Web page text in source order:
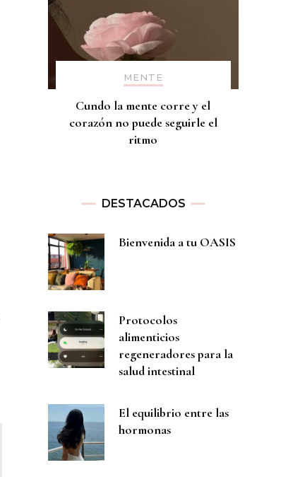
MENTE
Cundo la mente corre y el
corazón no puede seguirle el
ritmo
DESTACADOS
Bienvenida a tu OASIS
Protocolos
alimenticios
regeneradores para la
salud intestinal
El equilibrio entre las
hormonas